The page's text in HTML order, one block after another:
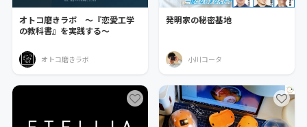
オトコ磨きラボ ～『恋愛工学
の教科書』を実践する～
オトコ磨きラボ
発明家の秘密基地
小川コータ